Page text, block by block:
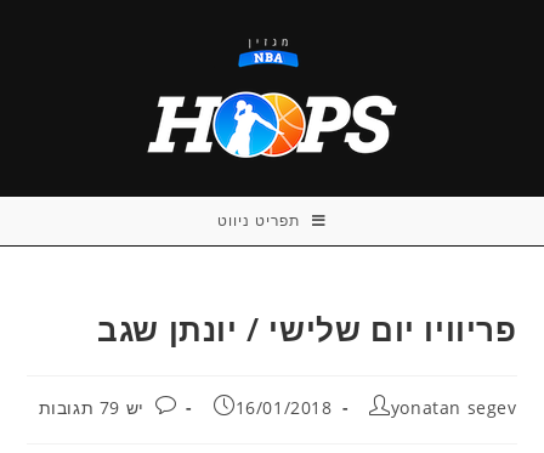
תפריט ניווט
פריוויו יום שלישי / יונתן שגב
מחבר:
yonatan segev פורסם:
16/01/2018 תגובות:
יש 79 תגובות